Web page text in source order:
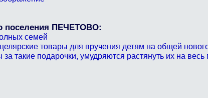
поселения ПЕЧЕТОВО:
семей
товары для вручения детям на общей
такие подарочки, умудряются растянуть их на